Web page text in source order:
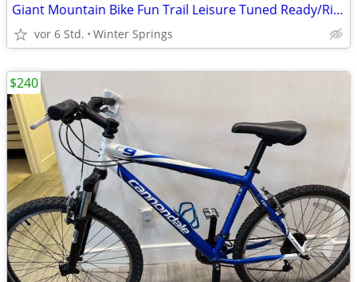
Giant Mountain Bike Fun Trail Leisure Tuned Ready/Ride
vor 6 Std. Winter Springs
$240